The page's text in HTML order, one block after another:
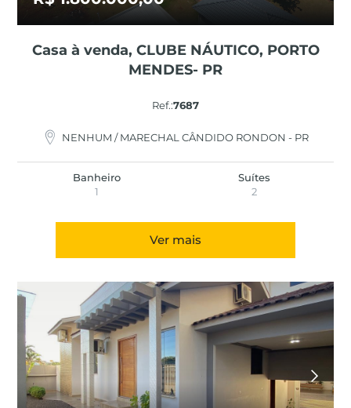
Casa à venda, CLUBE NÁUTICO, PORTO
MENDES- PR
Ref.:7687
NENHUM / MARECHAL CÂNDIDO RONDON - PR
Banheiro
1
Suítes
2
Ver mais